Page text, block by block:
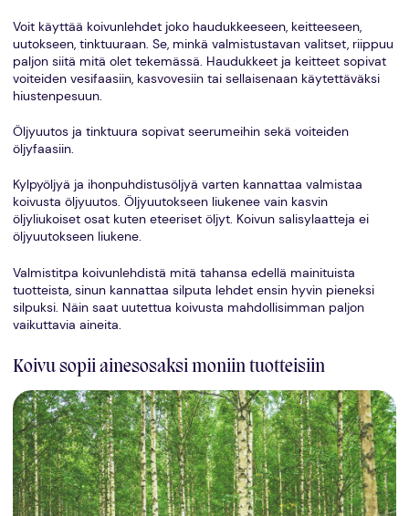
Voit käyttää koivunlehdet joko haudukkeeseen, keitteeseen,
uutokseen, tinktuuraan. Se, minkä valmistustavan valitset, riippuu
paljon siitä mitä olet tekemässä. Haudukkeet ja keitteet sopivat
voiteiden vesifaasiin, kasvovesiin tai sellaisenaan käytettäväksi
hiustenpesuun.
Öljyuutos ja tinktuura sopivat seerumeihin sekä voiteiden
öljyfaasiin.
Kylpyöljyä ja ihonpuhdistusöljyä varten kannattaa valmistaa
koivusta öljyuutos. Öljyuutokseen liukenee vain kasvin
öljyliukoiset osat kuten eteeriset öljyt. Koivun salisylaatteja ei
öljyuutokseen liukene.
Valmistitpa koivunlehdistä mitä tahansa edellä mainituista
tuotteista, sinun kannattaa silputa lehdet ensin hyvin pieneksi
silpuksi. Näin saat uutettua koivusta mahdollisimman paljon
vaikuttavia aineita.
Koivu sopii ainesosaksi moniin tuotteisiin